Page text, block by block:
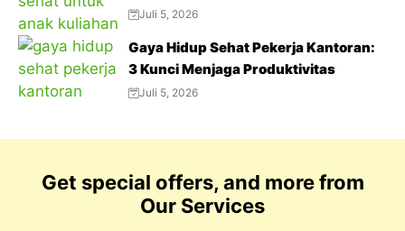
Tetap Optimal di Tengah Aktivitas
Juli 5, 2026
Gaya Hidup Sehat Pekerja Kantoran:
3 Kunci Menjaga Produktivitas
Juli 5, 2026
Get special offers, and more from
Our Services